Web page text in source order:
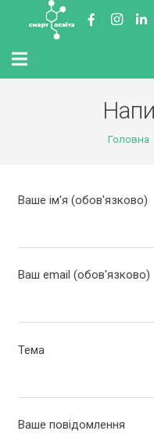
Головна
Ваше ім'я (обов'язково)
Ваш email (обов'язково)
Тема
Ваше повідомлення